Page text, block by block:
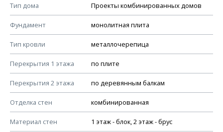
Тип дома Проекты комбинированных домов
Фундамент монолитная плита
Тип кровли металлочерепица
Перекрытия 1 этажа по плите
Перекрытия 2 этажа по деревянным балкам
Отделка стен комбинированная
Материал стен 1 этаж - блок, 2 этаж - брус
КОНСТРУКТИВНЫЕ РЕШЕНИЯ (КР)
Ведомость рабочих чертежей основного комплекта КР
План фундамента
Устройство фундамента, спецификация материалов
Планы перекрытий этажей, спецификация элементов
Устройство перекрытий
Устройство стен